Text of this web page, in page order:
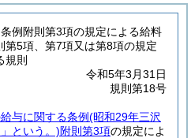
例附則第3項の規定による給料
第5項、第7項又は第8項の規定
規則
令和5年3月31日
規則第18号
与に関する条例(昭和29年三沢
という。)附則第3項の規定によ